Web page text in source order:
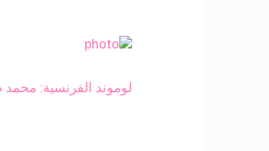
لوموند الفرنسية: محمد